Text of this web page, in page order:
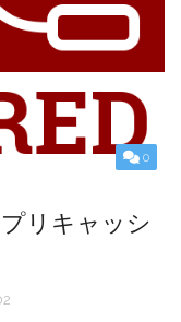
0
リキャッシ